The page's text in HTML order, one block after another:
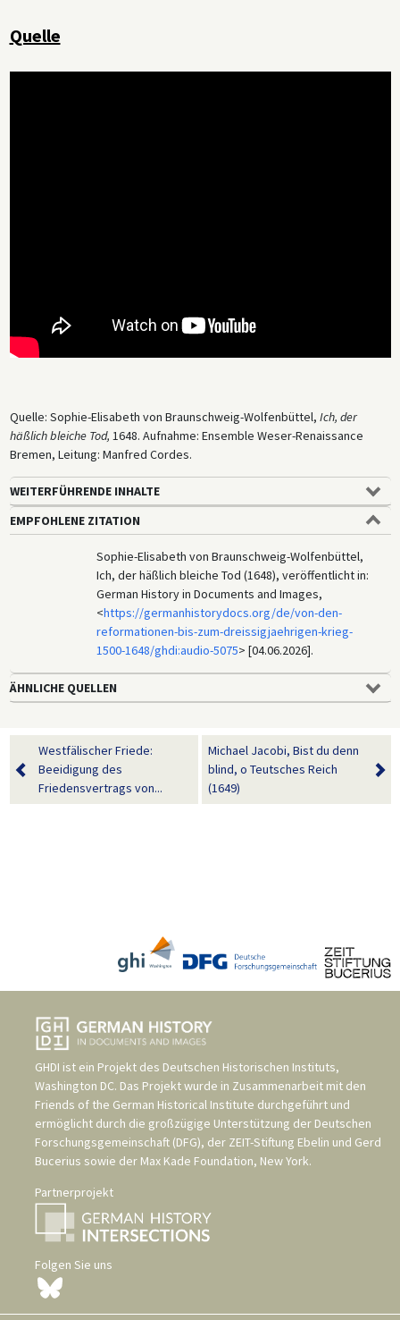
Quelle
Quelle: Sophie-Elisabeth von Braunschweig-Wolfenbüttel, Ich, der
häßlich bleiche Tod, 1648. Aufnahme: Ensemble Weser-Renaissance
Bremen, Leitung: Manfred Cordes.
WEITERFÜHRENDE INHALTE
EMPFOHLENE ZITATION
Sophie-Elisabeth von Braunschweig-Wolfenbüttel,
Ich, der häßlich bleiche Tod (1648), veröffentlicht in:
German History in Documents and Images,
<https://germanhistorydocs.org/de/von-den-
reformationen-bis-zum-dreissigjaehrigen-krieg-
1500-1648/ghdi:audio-5075> [04.06.2026].
ÄHNLICHE QUELLEN
Westfälischer Friede:
Beeidigung des
Friedensvertrags von...
Michael Jacobi, Bist du denn
blind, o Teutsches Reich
(1649)
GHDI ist ein Projekt des Deutschen Historischen Instituts,
Washington DC. Das Projekt wurde in Zusammenarbeit mit den
Friends of the German Historical Institute durchgeführt und
ermöglicht durch die großzügige Unterstützung der Deutschen
Forschungsgemeinschaft (DFG), der ZEIT-Stiftung Ebelin und Gerd
Bucerius sowie der Max Kade Foundation, New York.
Partnerprojekt
Folgen Sie uns